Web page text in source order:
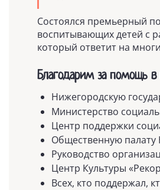
Состоялся премьерный
воспитывающих детей с
который ответит на
Благодарим за помощь
Нижегородскую
Министерство
Центр поддержки
Общественную
Руководство
Центр Культуры
Всех, кто поддержал,